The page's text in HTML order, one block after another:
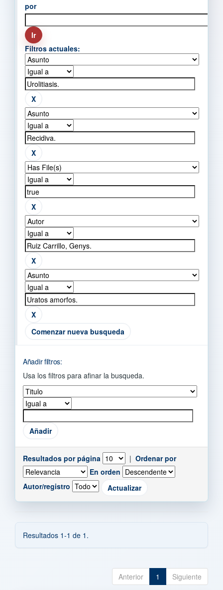
por
Filtros actuales:
Comenzar nueva busqueda
Añadir filtros:
Usa los filtros para afinar la busqueda.
Resultados por página | Ordenar por
En orden
Autor/registro
Resultados 1-1 de 1.
Anterior 1 Siguiente